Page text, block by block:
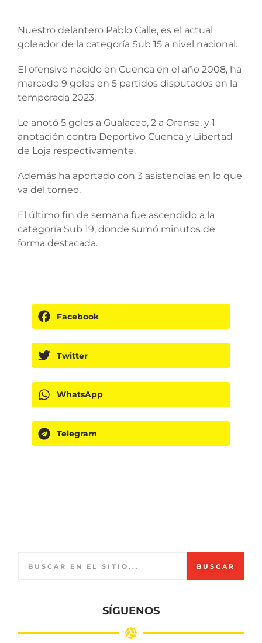
Nuestro delantero Pablo Calle, es el actual
goleador de la categoría Sub 15 a nivel nacional.
El ofensivo nacido en Cuenca en el año 2008, ha
marcado 9 goles en 5 partidos disputados en la
temporada 2023.
Le anotó 5 goles a Gualaceo, 2 a Orense, y 1
anotación contra Deportivo Cuenca y Libertad
de Loja respectivamente.
Además ha aportado con 3 asistencias en lo que
va del torneo.
El último fin de semana fue ascendido a la
categoría Sub 19, donde sumó minutos de
forma destacada.
Facebook
Twitter
WhatsApp
Telegram
BUSCAR
SÍGUENOS